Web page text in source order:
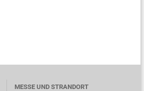
MESSE UND STRANDORT